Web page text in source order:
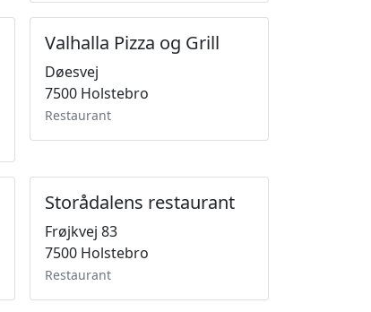
Valhalla Pizza og Grill
Døesvej
7500 Holstebro
Restaurant
Storådalens restaurant
Frøjkvej 83
7500 Holstebro
Restaurant